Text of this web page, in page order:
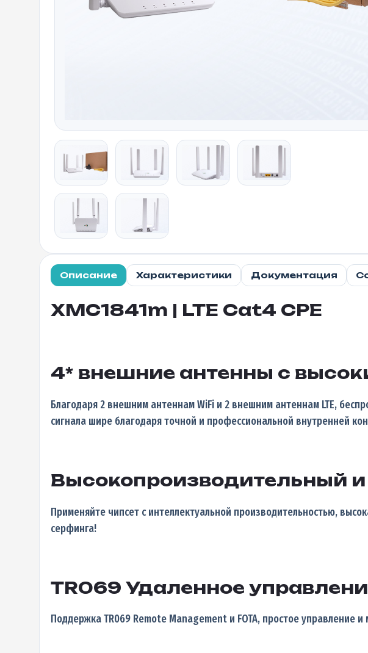
Описание Характеристики Документация
XMC1841m | LTE Cat4 CPE
4* внешние антенны с
Благодаря 2 внешним антеннам WiFi и 2 внешним антеннам LTE,
сигнала шире благодаря точной и профессиональной внутренней
Высокопроизводительный
Применяйте чипсет с интеллектуальной производительностью,
серфинга!
TR069 Удаленное
Поддержка TR069 Remote Management и FOTA, простое управление